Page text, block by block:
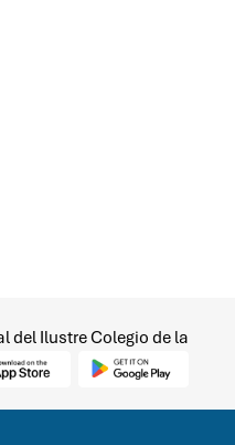
del Ilustre Colegio de la